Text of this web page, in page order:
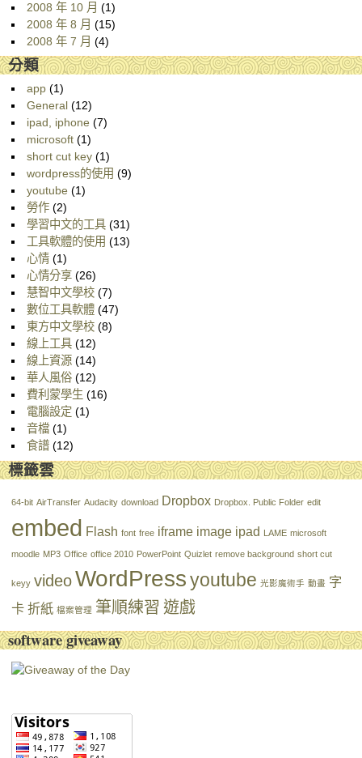
2008 年 10 月 (1)
2008 年 8 月 (15)
2008 年 7 月 (4)
分類
app (1)
General (12)
ipad, iphone (7)
microsoft (1)
short cut key (1)
wordpress的使用 (9)
youtube (1)
勞作 (2)
學習中文的工具 (31)
工具軟體的使用 (13)
心情 (1)
心情分享 (26)
慧智中文學校 (7)
數位工具軟體 (47)
東方中文學校 (8)
線上工具 (12)
線上資源 (14)
華人風俗 (12)
費利蒙學生 (16)
電腦設定 (1)
音檔 (1)
食譜 (12)
標籤雲
64-bit AirTransfer Audacity download Dropbox Dropbox. Public Folder edit
embed Flash font free iframe image ipad LAME microsoft
moodle MP3 Office office 2010 PowerPoint Quizlet remove background short cut
keyy videoWordPress youtube 光影魔術手 動畫 字
卡 折紙 檔案管理 筆順練習 遊戲
software giveaway